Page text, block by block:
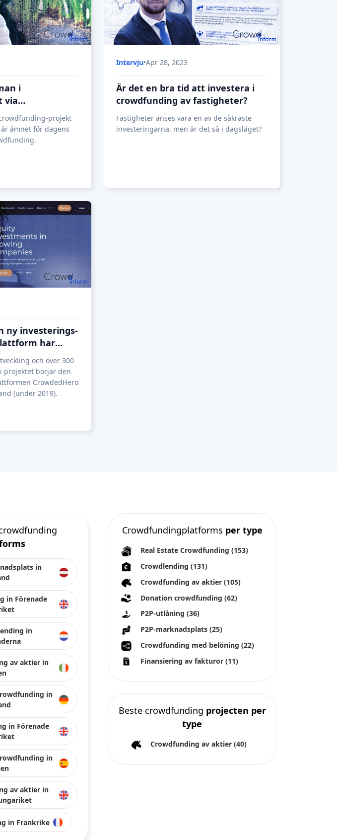
i
via
projekt
ämnet för dagens
Intervju•Apr 28, 2023
Är det en bra tid att investera i
crowdfunding av fastigheter?
Fastigheter anses vara en av de säkraste
investeringarna, men är det så i dagsläget?
ny investerings-
har
i Lettland
och över 300
projektet börjar den
CrowdedHero
(under 2019).
in
in Förenade
in
av aktier in
in
in Förenade
in
av aktier in
in Frankrike
Crowdfundingplatforms per type
Real Estate Crowdfunding (153)
Crowdlending (131)
Crowdfunding av aktier (105)
Donation crowdfunding (62)
P2P-utlåning (36)
P2P-marknadsplats (25)
Crowdfunding med belöning (22)
Finansiering av fakturor (11)
Beste crowdfunding projecten per
type
Crowdfunding av aktier (40)